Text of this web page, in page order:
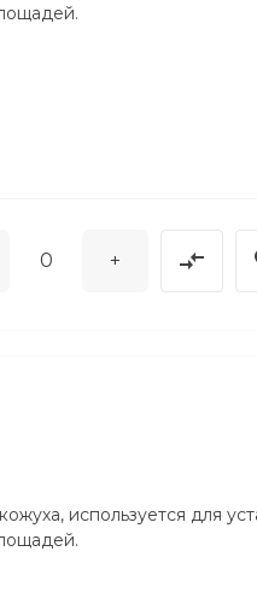
+
используется для